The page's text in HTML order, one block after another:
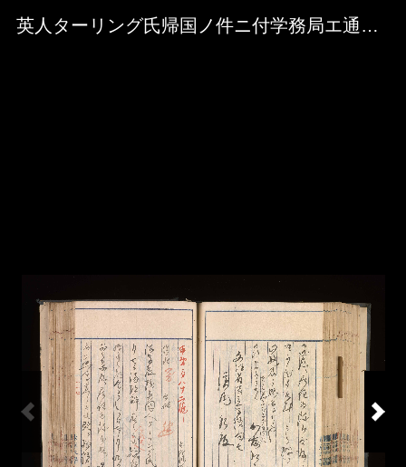
Media Viewer 英人ターリング氏帰国ノ件ニ付学務局エ通知書